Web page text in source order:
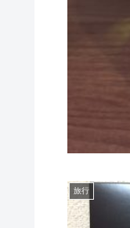
旅行